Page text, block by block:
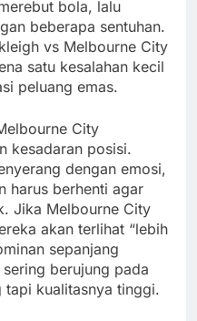
bola, lalu
beberapa sentuhan.
vs Melbourne City
satu kesalahan kecil
peluang emas.
City
kesadaran posisi.
dengan emosi,
harus berhenti agar
Jika Melbourne City
akan terlihat “lebih
sepanjang
berujung pada
kualitasnya tinggi.